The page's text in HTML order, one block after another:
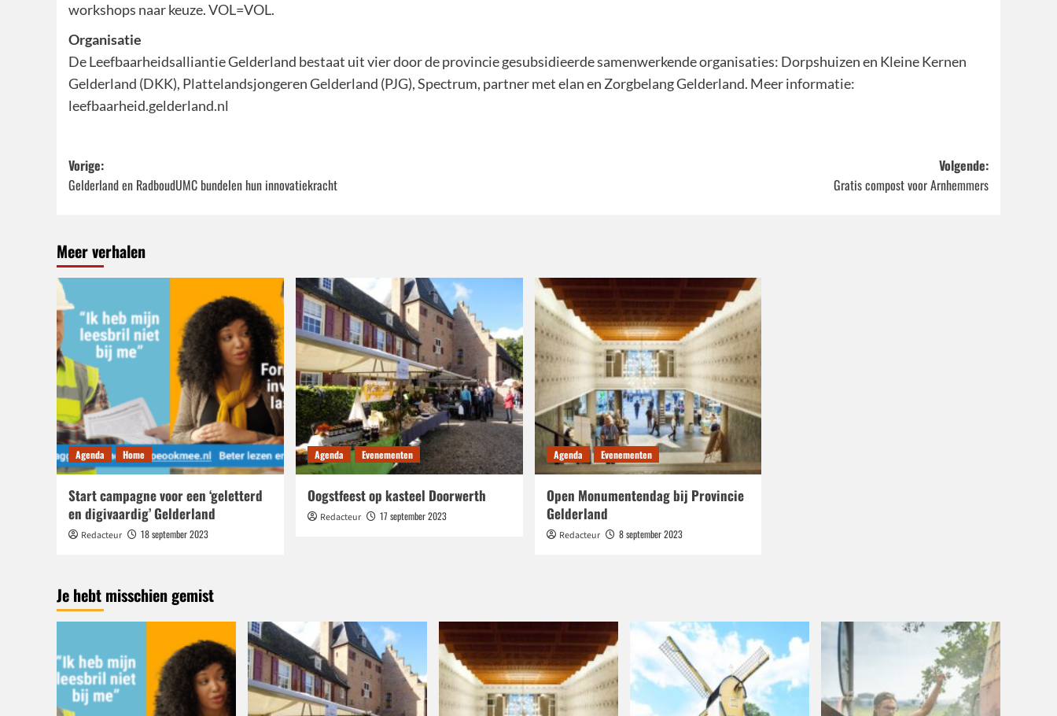
workshops naar keuze. VOL=VOL.
Organisatie
De Leefbaarheidsalliantie Gelderland bestaat uit vier door de provincie gesubsidieerde samenwerkende organisaties: Dorpshuizen en Kleine Kernen
Gelderland (DKK), Plattelandsjongeren Gelderland (PJG), Spectrum, partner met elan en Zorgbelang Gelderland. Meer informatie:
leefbaarheid.gelderland.nl
Bericht
navigatie
Vorige:
Gelderland en RadboudUMC bundelen hun innovatiekracht
Volgende:
Gratis compost voor Arnhemmers
Meer verhalen
Agenda Home
Start campagne voor een ‘geletterd
en digivaardig’ Gelderland
Redacteur 18 september 2023
Agenda Evenementen
Oogstfeest op kasteel Doorwerth
Redacteur 17 september 2023
Agenda Evenementen
Open Monumentendag bij Provincie
Gelderland
Redacteur 8 september 2023
Je hebt misschien gemist